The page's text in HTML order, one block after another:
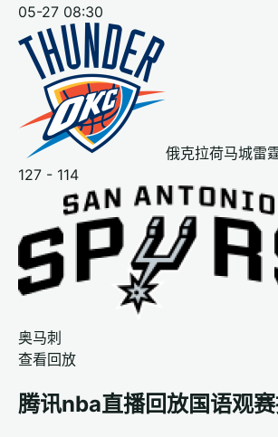
05-27 08:30
俄克拉荷马城雷
127 - 114
奥马刺
查看回放
腾讯nba直播回放国语观